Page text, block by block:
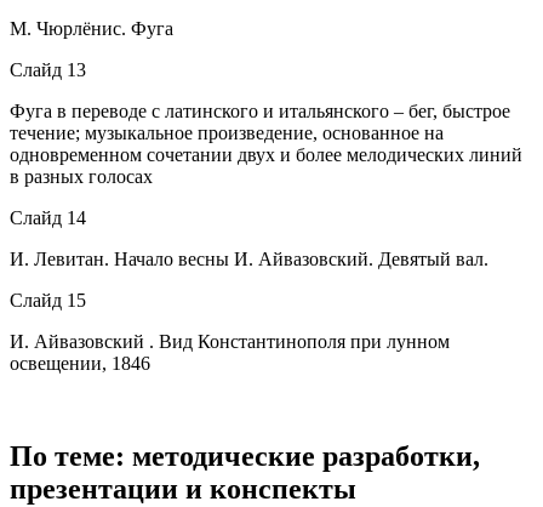
М. Чюрлёнис. Фуга
Слайд 13
Фуга в переводе с латинского и итальянского – бег, быстрое
течение; музыкальное произведение, основанное на
одновременном сочетании двух и более мелодических линий
в разных голосах
Слайд 14
И. Левитан. Начало весны И. Айвазовский. Девятый вал.
Слайд 15
И. Айвазовский . Вид Константинополя при лунном
освещении, 1846
По теме: методические разработки,
презентации и конспекты